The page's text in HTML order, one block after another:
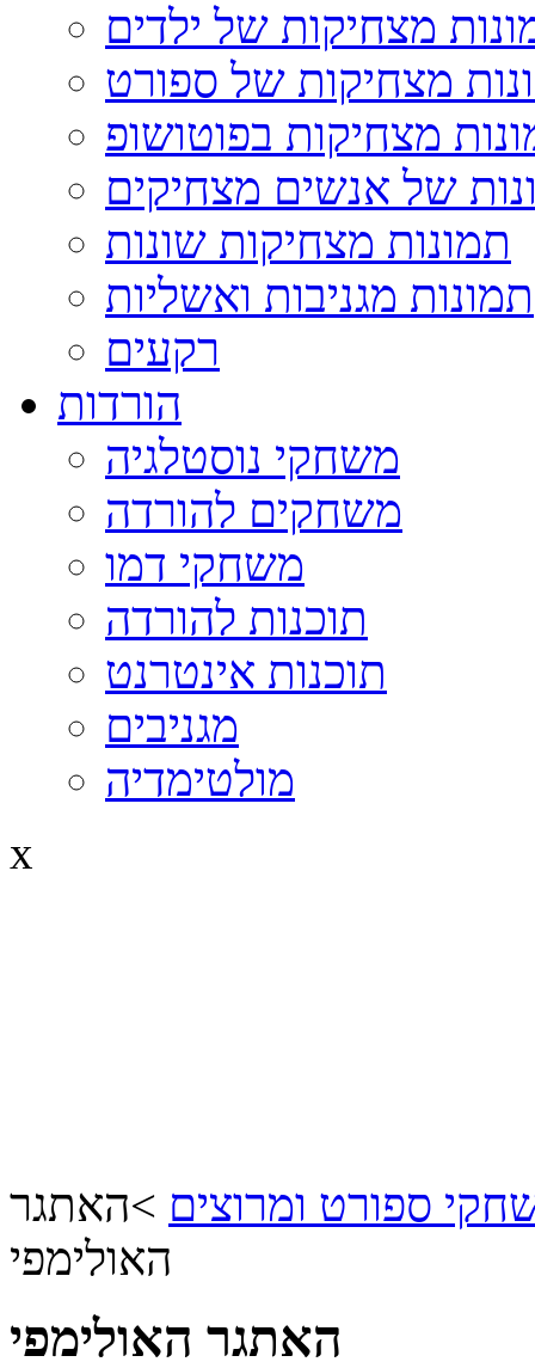
מצחיקות של ילדים
מצחיקות של ספורט
מצחיקות בפוטושופ
של אנשים מצחיקים
תמונות מצחיקות שונות
תמונות מגניבות ואשליות
רקעים
הורדות
משחקי נוסטלגיה
משחקים להורדה
משחקי דמו
תוכנות להורדה
תוכנות אינטרנט
מגניבים
מולטימדיה
x
ספורט ומרוצים >האתגר
האולימפי
האתגר האולימפי